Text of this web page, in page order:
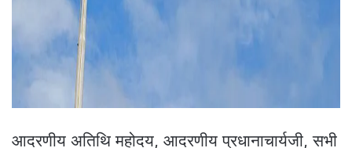
आदरणीय अतिथि महोदय, आदरणीय प्रधानाचार्यजी, सभी